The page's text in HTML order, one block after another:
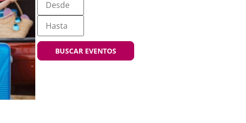
BUSCAR EVENTOS